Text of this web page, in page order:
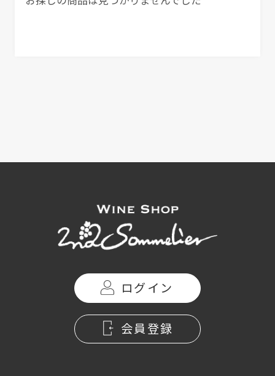
ログイン
会員登録